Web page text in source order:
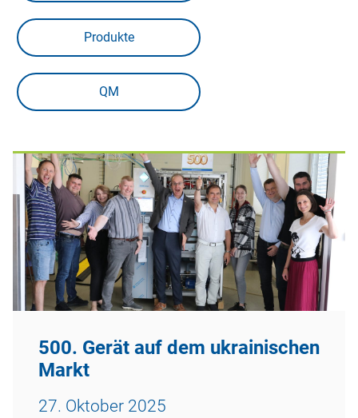
Produkte
QM
500. Gerät auf dem ukrainischen
Markt
27. Oktober 2025